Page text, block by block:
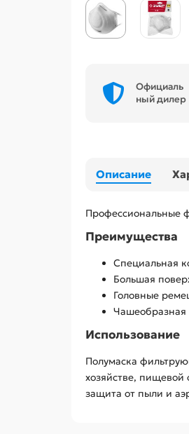
Официаль
ный дилер
Описание
Профессиональные
Преимущества
Специальная
Большая
Головные
Чашеобразная
Использование
Полумаска
хозяйстве, пищевой
защита от пыли и